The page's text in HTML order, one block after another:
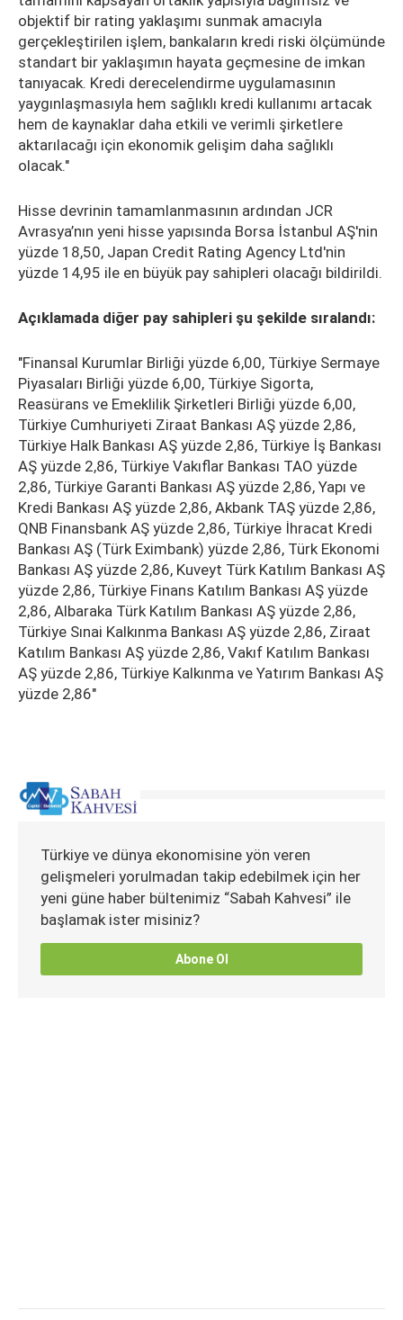
objektif bir rating yaklaşımı sunmak amacıyla
gerçekleştirilen işlem, bankaların kredi riski ölçümünde
standart bir yaklaşımın hayata geçmesine de imkan
tanıyacak. Kredi derecelendirme uygulamasının
yaygınlaşmasıyla hem sağlıklı kredi kullanımı artacak
hem de kaynaklar daha etkili ve verimli şirketlere
aktarılacağı için ekonomik gelişim daha sağlıklı
olacak."
Hisse devrinin tamamlanmasının ardından JCR
Avrasya’nın yeni hisse yapısında Borsa İstanbul AŞ'nin
yüzde 18,50, Japan Credit Rating Agency Ltd'nin
yüzde 14,95 ile en büyük pay sahipleri olacağı bildirildi.
Açıklamada diğer pay sahipleri şu şekilde sıralandı:
"Finansal Kurumlar Birliği yüzde 6,00, Türkiye Sermaye
Piyasaları Birliği yüzde 6,00, Türkiye Sigorta,
Reasürans ve Emeklilik Şirketleri Birliği yüzde 6,00,
Türkiye Cumhuriyeti Ziraat Bankası AŞ yüzde 2,86,
Türkiye Halk Bankası AŞ yüzde 2,86, Türkiye İş Bankası
AŞ yüzde 2,86, Türkiye Vakıflar Bankası TAO yüzde
2,86, Türkiye Garanti Bankası AŞ yüzde 2,86, Yapı ve
Kredi Bankası AŞ yüzde 2,86, Akbank TAŞ yüzde 2,86,
QNB Finansbank AŞ yüzde 2,86, Türkiye İhracat Kredi
Bankası AŞ (Türk Eximbank) yüzde 2,86, Türk Ekonomi
Bankası AŞ yüzde 2,86, Kuveyt Türk Katılım Bankası AŞ
yüzde 2,86, Türkiye Finans Katılım Bankası AŞ yüzde
2,86, Albaraka Türk Katılım Bankası AŞ yüzde 2,86,
Türkiye Sınai Kalkınma Bankası AŞ yüzde 2,86, Ziraat
Katılım Bankası AŞ yüzde 2,86, Vakıf Katılım Bankası
AŞ yüzde 2,86, Türkiye Kalkınma ve Yatırım Bankası AŞ
yüzde 2,86"
Türkiye ve dünya ekonomisine yön veren
gelişmeleri yorulmadan takip edebilmek için her
yeni güne haber bültenimiz “Sabah Kahvesi” ile
başlamak ister misiniz?
Abone Ol